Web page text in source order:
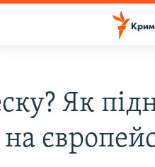
Як